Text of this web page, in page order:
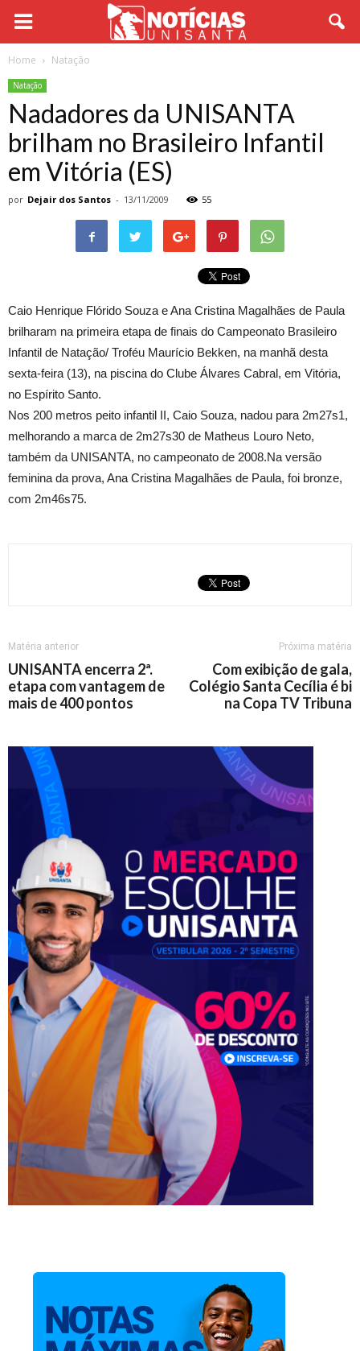
Home Natação
Natação
Nadadores da UNISANTA
brilham no Brasileiro Infantil
em Vitória (ES)
por Dejair dos Santos - 13/11/2009 55
Caio Henrique Flórido Souza e Ana Cristina Magalhães de Paula
brilharam na primeira etapa de finais do Campeonato Brasileiro
Infantil de Natação/ Troféu Maurício Bekken, na manhã desta
sexta-feira (13), na piscina do Clube Álvares Cabral, em Vitória,
no Espírito Santo.
Nos 200 metros peito infantil II, Caio Souza, nadou para 2m27s1,
melhorando a marca de 2m27s30 de Matheus Louro Neto,
também da UNISANTA, no campeonato de 2008.Na versão
feminina da prova, Ana Cristina Magalhães de Paula, foi bronze,
com 2m46s75.
Matéria anterior
UNISANTA encerra 2ª.
etapa com vantagem de
mais de 400 pontos
Próxima matéria
Com exibição de gala,
Colégio Santa Cecília é bi
na Copa TV Tribuna